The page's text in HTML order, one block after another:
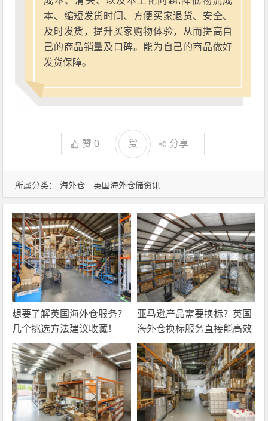
所属分类： 海外仓 英国海外仓储资讯
本、缩短发货时间、方便买家退货、安全、
及时发货，提升买家购物体验，从而提高自
己的商品销量及口碑。能为自己的商品做好
发货保障。
赞0 赏 分享
想要了解英国海外仓服务？
几个挑选方法建议收藏！
亚马逊产品需要换标？英国
海外仓换标服务直接能高效
解决！